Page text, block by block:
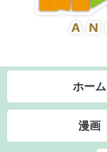
ホーム
漫画